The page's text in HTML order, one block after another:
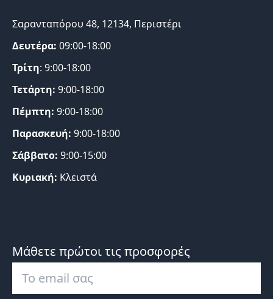
Σαρανταπόρου 48, 12134, Περιστέρι
Δευτέρα: 09:00-18:00
Τρίτη: 9:00-18:00
Τετάρτη: 9:00-18:00
Πέμπτη: 9:00-18:00
Παρασκευή: 9:00-18:00
Σάββατο: 9:00-15:00
Κυριακή: Κλειστά
Μάθετε πρώτοι τις προσφορές